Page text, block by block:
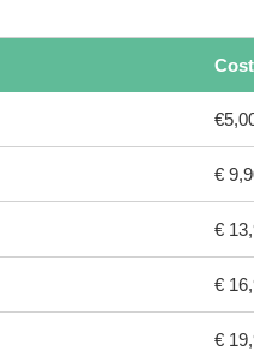
€
€
€
€